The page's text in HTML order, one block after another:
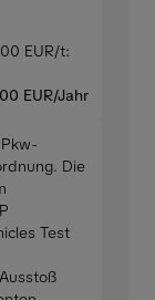
EUR/t:
EUR/Jahr
Die
Test